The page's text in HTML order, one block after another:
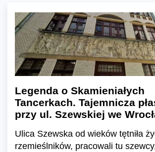
Legenda o Skamieniałych
Tancerkach. Tajemnicza
przy ul. Szewskiej we
Ulica Szewska od wieków tętniła
rzemieślników, pracowali tu